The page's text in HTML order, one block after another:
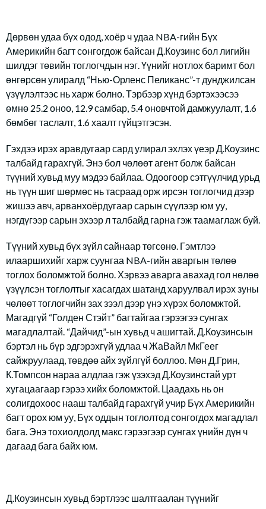
Дөрвөн удаа бүх одод, хоёр ч удаа NBA-гийн Бүх
Америкийн багт сонгогдож байсан Д.Коузинс бол лигийн
шилдэг төвийн тоглогчдын нэг. Үүнийг нотлох баримт бол
өнгөрсөн улиралд “Нью-Орленс Пеликанс”-т дунджилсан
үзүүлэлтээс нь харж болно. Тэрбээр хүнд бэртэхээсээ
өмнө 25.2 оноо, 12.9 самбар, 5.4 оновчтой дамжуулалт, 1.6
бөмбөг таслалт, 1.6 хаалт гүйцэтгэсэн.
Гэхдээ ирэх аравдугаар сард улирал эхлэх үеэр Д.Коузинс
талбайд гарахгүй. Энэ бол чөлөөт агент болж байсан
түүний хувьд муу мэдээ байлаа. Одоогоор сэтгүүлчид урьд
нь түүн шиг шөрмөс нь тасраад орж ирсэн тоглогчид дээр
жишээ авч, арванхоёрдугаар сарын сүүлээр юм уу,
нэгдүгээр сарын эхээр л талбайд гарна гэж таамаглаж буй.
Түүний хувьд бүх зүйл сайнаар төгсөнө. Гэмтлээ
илааршихийг харж суунгаа NBA-гийн аваргын төлөө
тоглох боломжтой болно. Хэрвээ аварга авахад гол нөлөө
үзүүлсэн тоглолтыг хасагдах шатанд харуулвал ирэх зуны
чөлөөт тоглогчийн зах зээл дээр үнэ хүрэх боломжтой.
Магадгүй “Голден Стэйт” багтайгаа гэрээгээ сунгах
магадлалтай. “Дайчид”-ын хувьд ч ашигтай. Д.Коузинсын
бэртэл нь бүр эдгэрэхгүй удлаа ч ЖаВайл МкГеег
сайжруулаад, төвдөө айх зүйлгүй боллоо. Мөн Д.Грин,
К.Томпсон нараа алдлаа гэж үзэхэд Д.Коузинстай урт
хугацаагаар гэрээ хийх боломжтой. Цаадахь нь он
солигдохоос нааш талбайд гарахгүй учир Бүх Америкийн
багт орох юм уу, Бүх оддын тоглолтод сонгогдох магадлал
бага. Энэ тохиолдолд макс гэрээгээр сунгах үнийн дүн ч
дагаад бага байх юм.
Д.Коузинсын хувьд бэртлээс шалтгаалан түүнийг